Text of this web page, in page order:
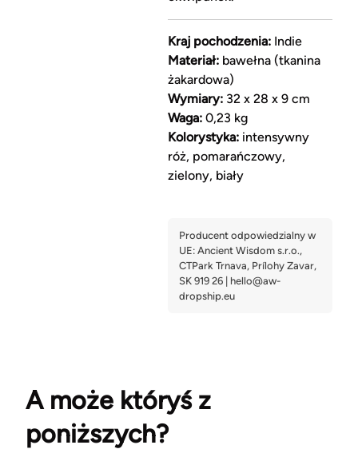
Kraj pochodzenia:Indie
Materiał:bawełna (tkanina
żakardowa)
Wymiary:32 x 28 x 9 cm
Waga:0,23 kg
Kolorystyka:intensywny
róż, pomarańczowy,
zielony, biały
A może któryś z
poniższych?